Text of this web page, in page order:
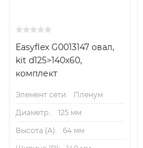
Easyflex G0013147 овал,
kit d125>140x60,
комплект
Элемент сети:
Пленум
Диаметр.:
125 мм
Высота (А):
64 мм